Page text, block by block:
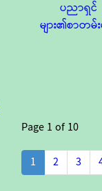
ပညာရှင်
များ၏စာတမ်း
Page1 of10
1
2 3